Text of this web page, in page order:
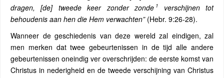
dragen, [de] tweede keer zonder zonde 1
verschijnen tot
behoudenis aan hen die Hem verwachten”(Hebr. 9:26-28).
Wanneer de geschiedenis van deze wereld zal eindigen, zal
men merken dat twee gebeurtenissen in de tijd alle andere
gebeurtenissen oneindig ver overschrijden: de eerste komst van
Christus in nederigheid en de tweede verschijning van Christus